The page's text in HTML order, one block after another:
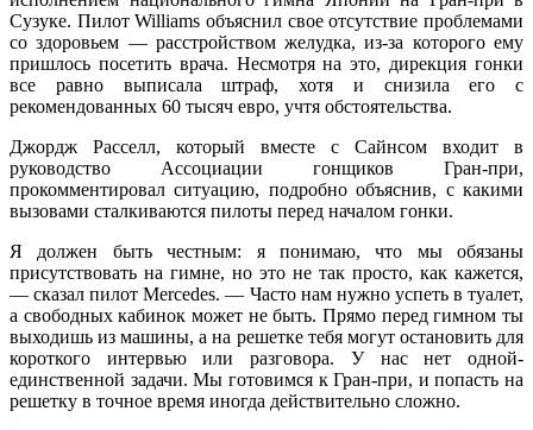
Сузуке. Пилот Williams объяснил свое отсутствие проблемами
со здоровьем — расстройством желудка, из-за которого ему
пришлось посетить врача. Несмотря на это, дирекция гонки
все равно выписала штраф, хотя и снизила его с
рекомендованных 60 тысяч евро, учтя обстоятельства.
Джордж Расселл, который вместе с Сайнсом входит в
руководство Ассоциации гонщиков Гран-при,
прокомментировал ситуацию, подробно объяснив, с какими
вызовами сталкиваются пилоты перед началом гонки.
Я должен быть честным: я понимаю, что мы обязаны
присутствовать на гимне, но это не так просто, как кажется,
— сказал пилот Mercedes. — Часто нам нужно успеть в туалет,
а свободных кабинок может не быть. Прямо перед гимном ты
выходишь из машины, а на решетке тебя могут остановить для
короткого интервью или разговора. У нас нет одной-
единственной задачи. Мы готовимся к Гран-при, и попасть на
решетку в точное время иногда действительно сложно.